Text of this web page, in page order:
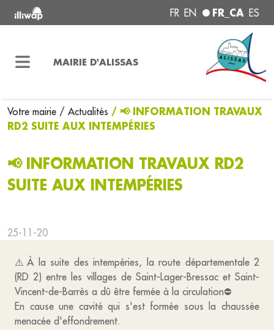
FR EN FR_CA ES
MAIRIE D'ALISSAS
Votre mairie / Actualités / 📢 INFORMATION TRAVAUX
RD2 SUITE AUX INTEMPÉRIES
📢 INFORMATION TRAVAUX RD2
SUITE AUX INTEMPÉRIES
25-11-20
⚠️ À la suite des intempéries, la route départementale 2
(RD 2) entre les villages de Saint-Lager-Bressac et Saint-
Vincent-de-Barrès a dû être fermée à la circulation ⛔️
En cause une cavité qui s'est formée sous la chaussée
menacée d'effondrement.